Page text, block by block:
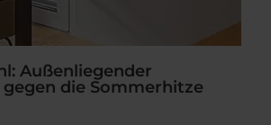
Außenliegender
die Sommerhitze